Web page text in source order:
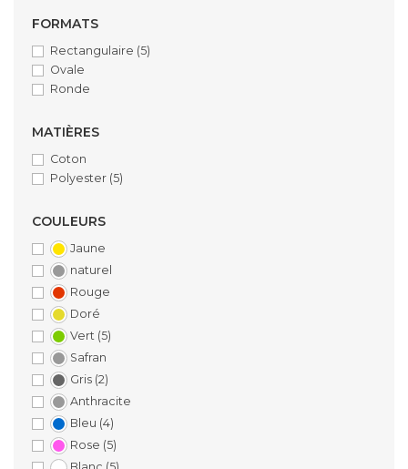
FORMATS
Rectangulaire (5)
Ovale
Ronde
MATIÈRES
Coton
Polyester (5)
COULEURS
Jaune
naturel
Rouge
Doré
Vert (5)
Safran
Gris (2)
Anthracite
Bleu (4)
Rose (5)